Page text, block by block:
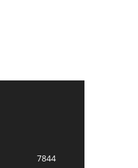
7844